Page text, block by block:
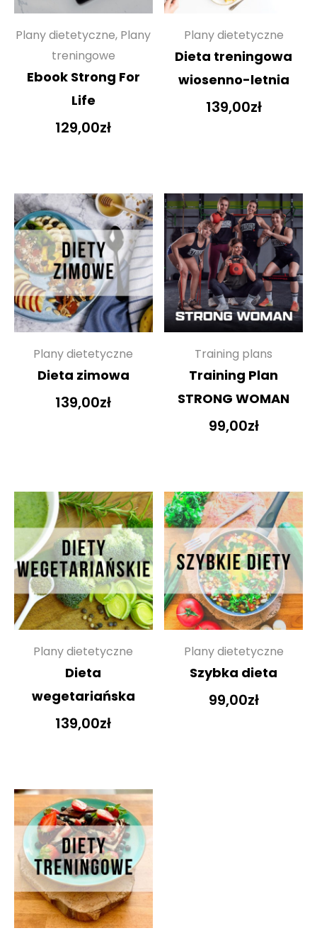
Plany dietetyczne, Plany
treningowe
Ebook Strong For
Life
129,00zł
Plany dietetyczne
Dieta treningowa
wiosenno-letnia
139,00zł
Plany dietetyczne
Dieta zimowa
139,00zł
Training plans
Training Plan
STRONG WOMAN
99,00zł
Plany dietetyczne
Dieta
wegetariańska
139,00zł
Plany dietetyczne
Szybka dieta
99,00zł